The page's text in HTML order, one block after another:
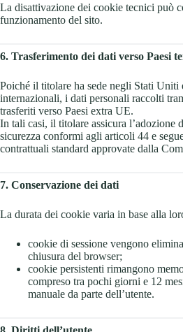
La disattivazione dei cookie tecnici può
funzionamento del sito.
6. Trasferimento dei dati verso Paesi
Poiché il titolare ha sede negli Stati
internazionali, i dati personali raccolti
trasferiti verso Paesi extra UE.
In tali casi, il titolare assicura l’adozione
sicurezza conformi agli articoli 44 e
contrattuali standard approvate dalla
7. Conservazione dei dati
La durata dei cookie varia in base alla
cookie di sessione vengono
chiusura del browser;
cookie persistenti rimangono
compreso tra pochi giorni e 12
manuale da parte dell’utente.